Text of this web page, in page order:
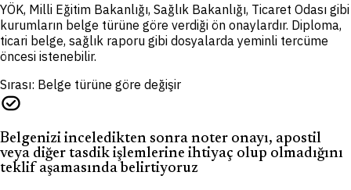
YÖK, Milli Eğitim Bakanlığı, Sağlık Bakanlığı, Ticaret Odası gibi
kurumların belge türüne göre verdiği ön onaylardır. Diploma,
ticari belge, sağlık raporu gibi dosyalarda yeminli tercüme
öncesi istenebilir.
Sırası: Belge türüne göre değişir
task_alt
Belgenizi inceledikten sonra noter onayı, apostil
veya diğer tasdik işlemlerine ihtiyaç olup olmadığını
teklif aşamasında belirtiyoruz